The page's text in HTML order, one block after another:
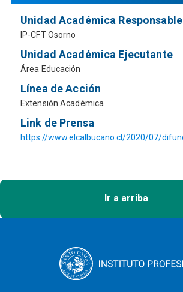
Unidad Académica Responsable
IP-CFT Osorno
Unidad Académica Ejecutante
Área Educación
Línea de Acción
Extensión Académica
Link de Prensa
Ir a arriba